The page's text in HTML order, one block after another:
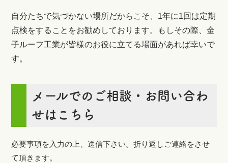
自分たちで気づかない場所だからこそ、1年に1回は定期
点検をすることをお勧めしております。もしその際、金
子ルーフ工業が皆様のお役に立てる場面があれば幸いで
す。
メールでのご相談・お問い合わ
せはこちら
必要事項を入力の上、送信下さい。折り返しご連絡をさせ
て頂きます。